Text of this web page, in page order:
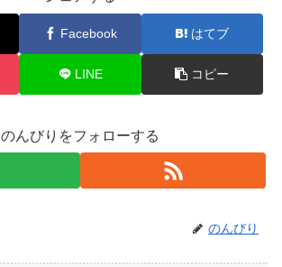
Facebook はてブ
LINE コピー
のんびりをフォローする
のんびり